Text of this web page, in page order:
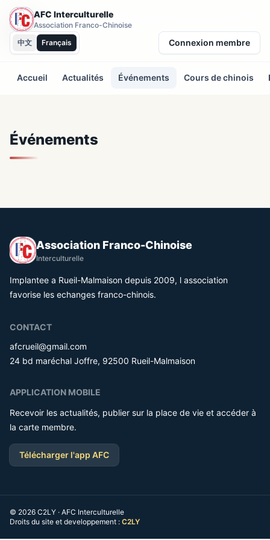
AFC Interculturelle
Association Franco-Chinoise
中文
Français Connexion membre
Accueil Actualités Événements Cours de chinois
Événements
Association Franco-Chinoise
Interculturelle
Implantee a Rueil-Malmaison depuis 2009, l association
favorise les echanges franco-chinois.
CONTACT
afcrueil@gmail.com
24 bd maréchal Joffre, 92500 Rueil-Malmaison
APPLICATION MOBILE
Recevoir les actualités, publier sur la place de vie et accéder à
la carte membre.
Télécharger l'app AFC
© 2026 C2LY · AFC Interculturelle
Droits du site et developpement : C2LY